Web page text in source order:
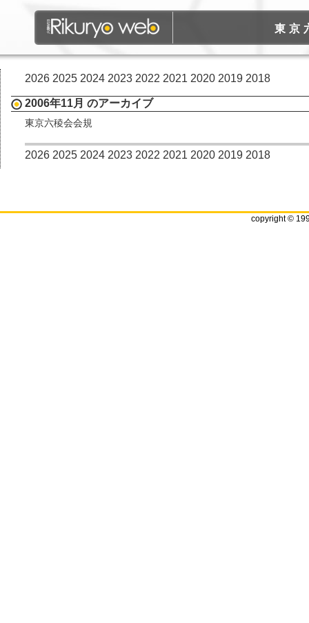
東京
2026 2025 2024 2023 2022 2021 2020 2019 2018
2006年11月 のアーカイブ
東京六稜会会規
2026 2025 2024 2023 2022 2021 2020 2019 2018
copyright ©